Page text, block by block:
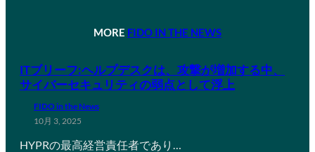
MORE FIDO IN THE NEWS
ITブリーフ:ヘルプデスクは、攻撃が増加する中、
サイバーセキュリティの弱点として浮上
FIDO in the News
10月 3, 2025
HYPRの最高経営責任者であり…